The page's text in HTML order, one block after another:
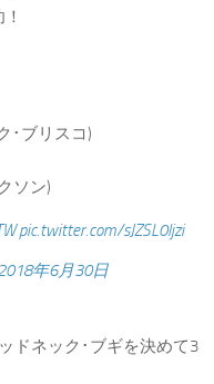
･ブリスコ)
ソン)
pic.twitter.com/sJZSL0ljzi
年6月30日
ドネック･ブギを決めて3